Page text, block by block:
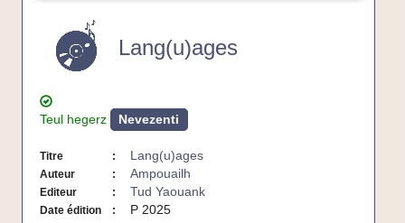
Lang(u)ages
Teul hegerz Nevezenti
Titre Lang(u)ages
Auteur Ampouailh
Editeur Tud Yaouank
Date édition P 2025